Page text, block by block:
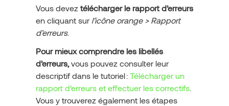
Vous devez télécharger le rapport d’erreurs
en cliquant sur l’icône orange > Rapport
d’erreurs.
Pour mieux comprendre les libellés
d’erreurs, vous pouvez consulter leur
descriptif dans le tutoriel : Télécharger un
rapport d’erreurs et effectuer les correctifs
Vous y trouverez également les étapes